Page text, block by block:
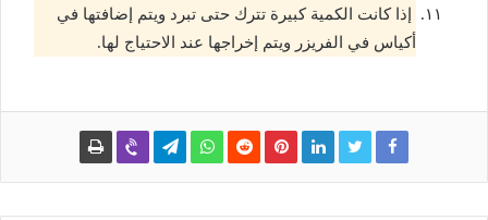
إذا كانت الكمية كبيرة تترك حتى تبرد ويتم إضافتها في
أكياس في الفريزر ويتم إخراجها عند الاحتياج لها.